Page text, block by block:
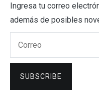
Ingresa tu correo
además de posibles
SUBSCRIBE